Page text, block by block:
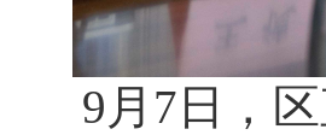
9 月 7 日
，